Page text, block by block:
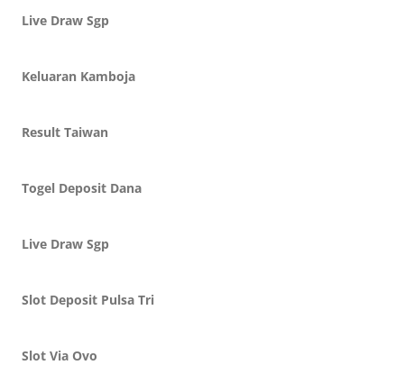
Live Draw Sgp
Keluaran Kamboja
Result Taiwan
Togel Deposit Dana
Live Draw Sgp
Slot Deposit Pulsa Tri
Slot Via Ovo